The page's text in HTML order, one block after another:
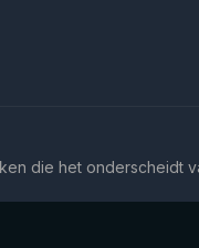
die het onderscheidt